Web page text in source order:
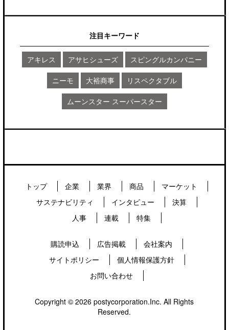
注目キーワード
アキレス アサヒシューズ スピングルカンパニー
ニーモ 大裕商事 リスペクタブル
ムーンスター スーパースター
トップ 企業 業界 商品
マーケット
サステナビリティ
インタビュー
決算
人事
連載 特集
購読申込 広告掲載
会社案内
サイトポリシー
個人情報保護方針
お問い合わせ
Copyright © 2026 postycorporation.Inc. All Rights
Reserved.